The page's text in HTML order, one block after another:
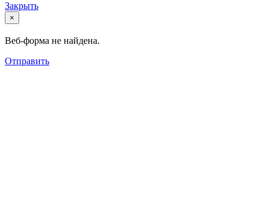
Закрыть
×
Веб-форма не найдена.
Отправить